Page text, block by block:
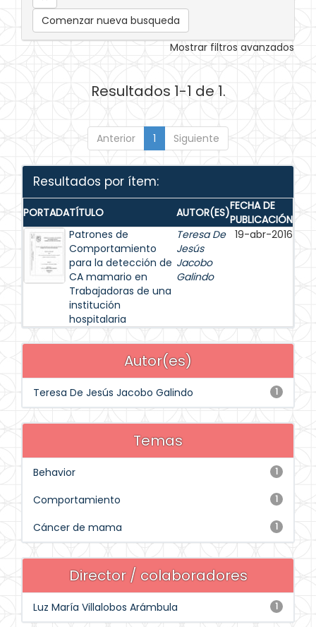
Comenzar nueva busqueda
Mostrar filtros avanzados
Resultados 1-1 de 1.
Anterior 1 Siguiente
Resultados por ítem:
PORTADATÍTULO AUTOR(ES)FECHA DE
PUBLICACIÓN
Patrones de
Comportamiento
para la detección de
CA mamario en
Trabajadoras de una
institución
hospitalaria
Teresa De
Jesús
Jacobo
Galindo
19-abr-2016
Autor(es)
1
Teresa De Jesús Jacobo Galindo
Temas
1
Behavior
1
Comportamiento
1
Cáncer de mama
Director / colaboradores
1
Luz María Villalobos Arámbula